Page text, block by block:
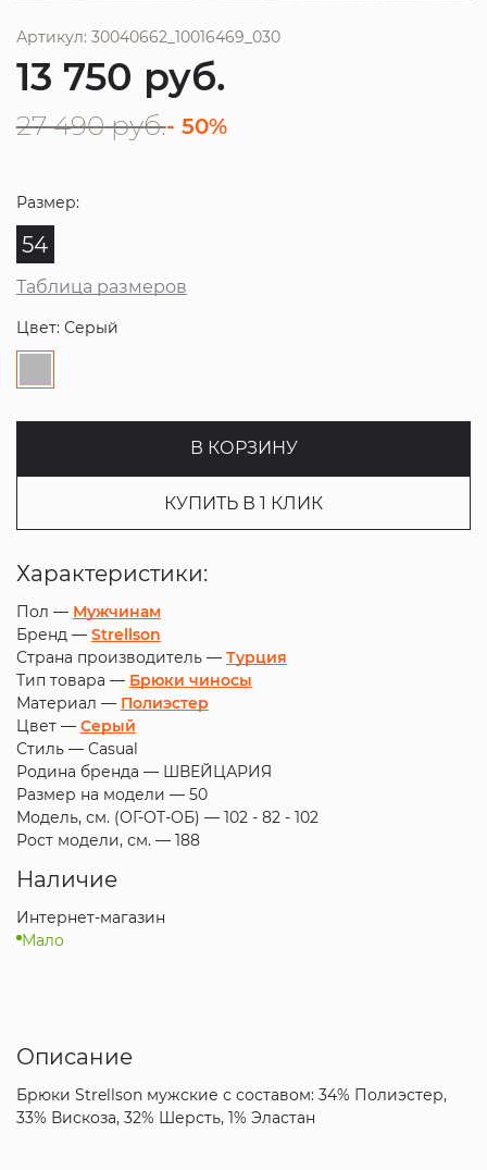
Артикул: 30040662_10016469_030
13 750 руб.
27 490 руб.- 50%
Размер:
54
Таблица размеров
Цвет: Серый
В КОРЗИНУ
КУПИТЬ В 1 КЛИК
Характеристики:
Пол — Мужчинам
Бренд — Strellson
Страна производитель — Турция
Тип товара — Брюки чиносы
Материал — Полиэстер
Цвет — Серый
Стиль — Casual
Родина бренда — ШВЕЙЦАРИЯ
Размер на модели — 50
Модель, см. (ОГ-ОТ-ОБ) — 102 - 82 - 102
Рост модели, см. — 188
Наличие
Интернет-магазин
Мало
Описание
Брюки Strellson мужские с составом: 34% Полиэстер,
33% Вискоза, 32% Шерсть, 1% Эластан